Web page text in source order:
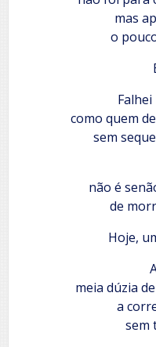
mas
o
como quem
sem
não é
de
Hoje,
meia dúzia
a
sem